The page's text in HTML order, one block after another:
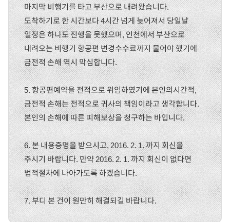
마지막 비행기를 타고 부산으로 내려왔습니다.
도착하기로 한 시간보다 4시간 넘게 늦어져서 당일날
일정은 하나도 진행을 못했으며, 인천에서 부산으로
내려오는 비행기 항공편 변경수수료까지 물어야 했기에
금전적 손해 역시 막심합니다.
5. 항공편예약을 전적으로 위임하였기에 본인의시간적,
금전적 손해는 전적으로 귀사의 책임이라고 생각합니다.
본인의 손해에 따른 피해보상을 청구하는 바입니다.
6. 본 내용증명을 받으시고, 2016. 2. 1. 까지 회신을
주시기 바랍니다. 만약 2016. 2. 1. 까지 회신이 없다면
법적절차에 나아가도록 하겠습니다.
7. 부디 본 건이 원만히 해결되길 바랍니다.